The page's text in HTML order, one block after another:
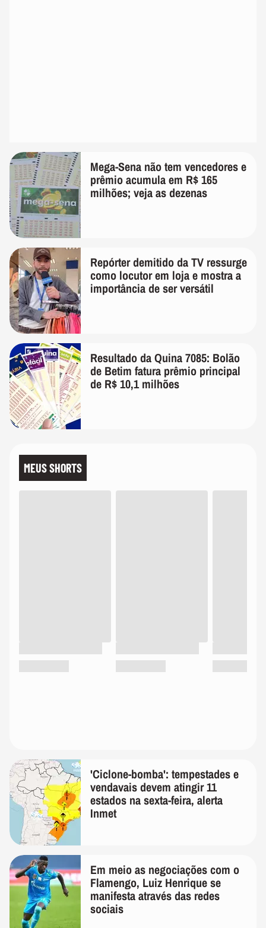
Mega-Sena não tem vencedores e
prêmio acumula em R$ 165
milhões; veja as dezenas
Repórter demitido da TV ressurge
como locutor em loja e mostra a
importância de ser versátil
Resultado da Quina 7085: Bolão
de Betim fatura prêmio principal
de R$ 10,1 milhões
MEUS SHORTS
'Ciclone-bomba': tempestades e
vendavais devem atingir 11
estados na sexta-feira, alerta
Inmet
Em meio as negociações com o
Flamengo, Luiz Henrique se
manifesta através das redes
sociais